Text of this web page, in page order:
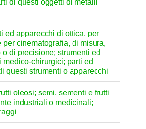
di questi oggetti di metalli
ed apparecchi di ottica, per
per cinematografia, di misura,
o di precisione; strumenti ed
medico-chirurgici; parti ed
questi strumenti o apparecchi
oleosi; semi, sementi e frutti
industriali o medicinali;